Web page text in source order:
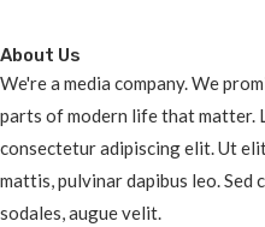
About Us
We're a media company. We
parts of modern life that matter.
consectetur adipiscing elit. Ut
mattis, pulvinar dapibus leo. Sed
sodales, augue velit.